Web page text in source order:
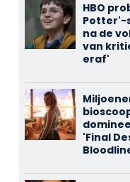
HBO
Potter'-
na de
van
eraf'
'Final